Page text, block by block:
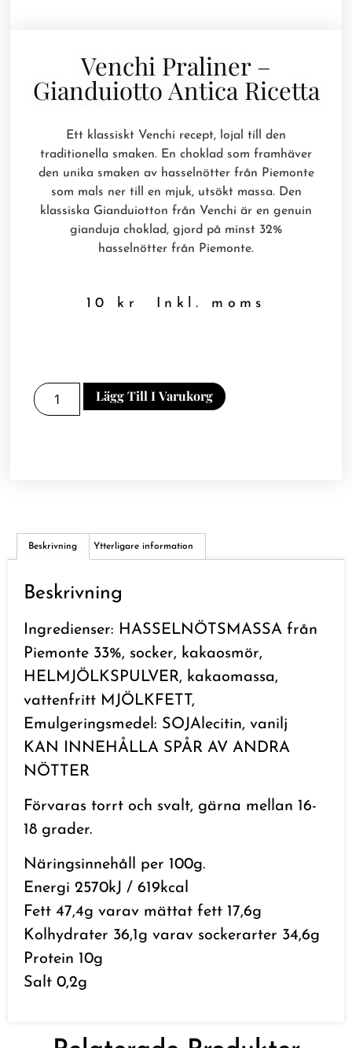
Venchi Praliner –
Gianduiotto Antica Ricetta
Ett klassiskt Venchi recept, lojal till den
traditionella smaken. En choklad som framhäver
den unika smaken av hasselnötter från Piemonte
som mals ner till en mjuk, utsökt massa. Den
klassiska Gianduiotton från Venchi är en genuin
gianduja choklad, gjord på minst 32%
hasselnötter från Piemonte.
10 kr Inkl. moms
Lägg Till I Varukorg
Beskrivning Ytterligare information
Beskrivning
Ingredienser: HASSELNÖTSMASSA från
Piemonte 33%, socker, kakaosmör,
HELMJÖLKSPULVER, kakaomassa,
vattenfritt MJÖLKFETT,
Emulgeringsmedel: SOJAlecitin, vanilj
KAN INNEHÅLLA SPÅR AV ANDRA
NÖTTER
Förvaras torrt och svalt, gärna mellan 16-
18 grader.
Näringsinnehåll per 100g.
Energi 2570kJ / 619kcal
Fett 47,4g varav mättat fett 17,6g
Kolhydrater 36,1g varav sockerarter 34,6g
Protein 10g
Salt 0,2g